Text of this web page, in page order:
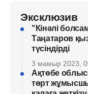
Эксклюзив
"Кінәлі
Таңатаров
түсіндірді
3 мамыр 2023,
Ақтөбе
төрт